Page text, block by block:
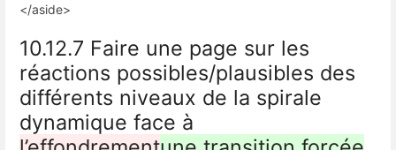
</aside>
10.12.7 Faire une page sur les
réactions possibles/plausibles des
différents niveaux de la spirale
dynamique face à